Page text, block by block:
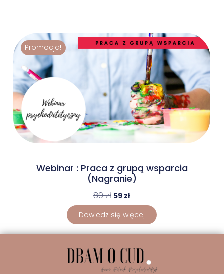
Promocja!
Webinar : Praca z grupą wsparcia
(Nagranie)
89zł 59 zł
Dowiedz się więcej